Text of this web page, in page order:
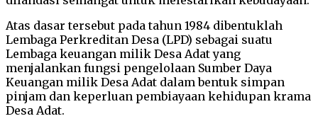
Atas dasar tersebut pada tahun 1984 dibentuklah
Lembaga Perkreditan Desa (LPD) sebagai suatu
Lembaga keuangan milik Desa Adat yang
menjalankan fungsi pengelolaan Sumber Daya
Keuangan milik Desa Adat dalam bentuk simpan
pinjam dan keperluan pembiayaan kehidupan krama
Desa Adat.